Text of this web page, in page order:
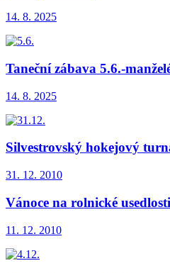
14. 8. 2025
Taneční zábava 5.6.-
14. 8. 2025
Silvestrovský hokejový
31. 12. 2010
Vánoce na rolnické
11. 12. 2010